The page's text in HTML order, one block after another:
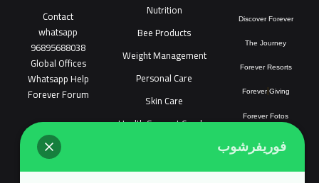
Discover Forever
The Journey
Forever Resorts
Forever Giving
Forever Fotos
Nutrition
Bee Products
Weight Management
Personal Care
Skin Care
Health Support Combo
Contact
whatsapp
96895688038
Global Offices
Whatsapp Help
Forever Forum
فوريفرشوب